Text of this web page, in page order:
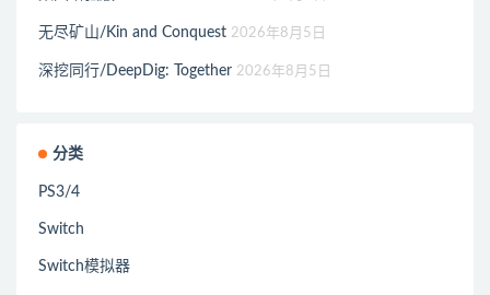
无尽矿山/Kin and Conquest 2026年8月5日
深挖同行/DeepDig: Together 2026年8月5日
分类
PS3/4
Switch
Switch模拟器